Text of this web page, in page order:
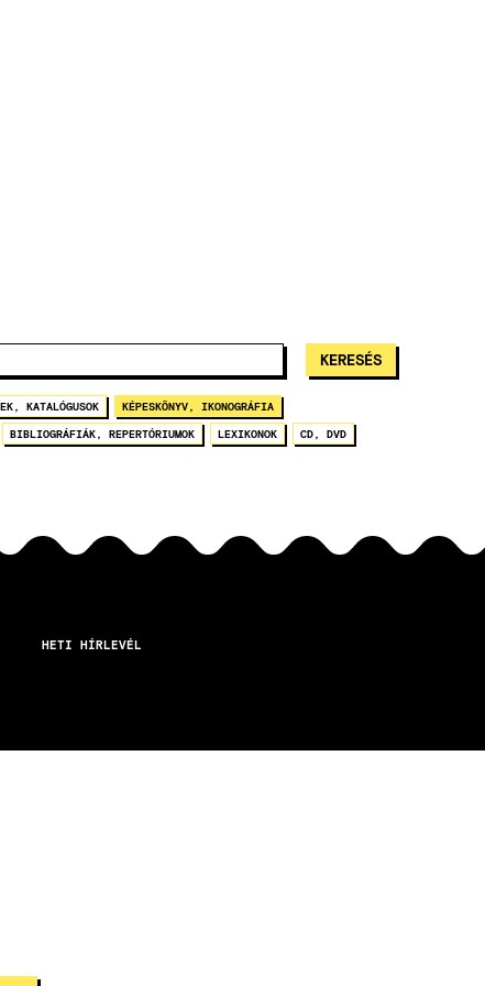
KATALÓGUSOK KÉPESKÖNYV, IKONOGRÁFIA
BIBLIOGRÁFIÁK, REPERTÓRIUMOK LEXIKONOK CD, DVD
HETI HÍRLEVÉL